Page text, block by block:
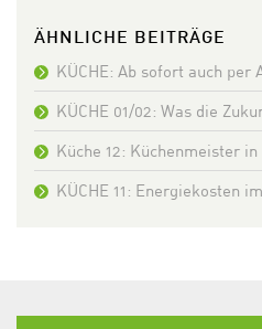
ÄHNLICHE BEITRÄGE
KÜCHE: Ab sofort auch per
KÜCHE 01/02: Was die
Küche 12: Küchenmeister
KÜCHE 11: Energiekosten